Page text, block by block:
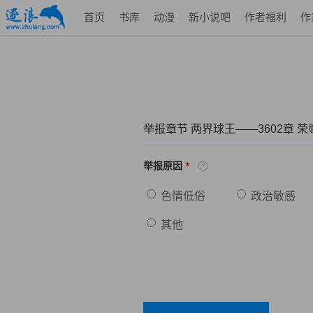
首页 书库 动漫 新小说吧 作者福利 作
举报章节 两界球王——3602章 荣
举报原因 *
色情低俗 政治敏感
其他